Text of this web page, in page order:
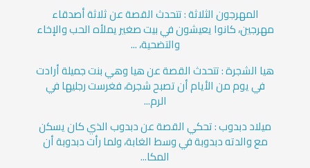
المهرجون الثلاثة : تتحدث القصة عن ثلاثة أصدقاء
مهرجين، كانوا يعيشون في بيت صغير يملأه الحب والإخاء
والتضحية، ...
هيا الشجرة : تتحدث القصة عن هيا وهي بنت جميلة أرادت
في يوم من الأيام أن تصبح شجرة، فغرست رجليها في
الرم...
ميلاد دبدوب : تحكي القصة عن دبدوب الذي كان يسكن
مع والدته دبدوبة في وسط الغابة، ولما رأت دبدوبة أن
المكا...